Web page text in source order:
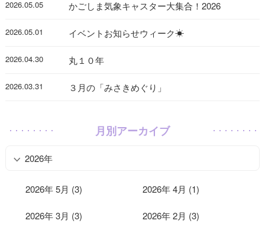
2026.05.05 かごしま気象キャスター大集合！2026
2026.05.01 イベントお知らせウィーク☀
2026.04.30 丸１０年
2026.03.31 ３月の「みさきめぐり」
月別アーカイブ
2026年
2026年 5月 (3) 2026年 4月 (1)
2026年 3月 (3) 2026年 2月 (3)